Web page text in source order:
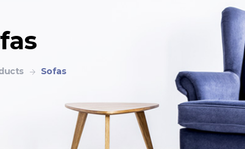
Sofas